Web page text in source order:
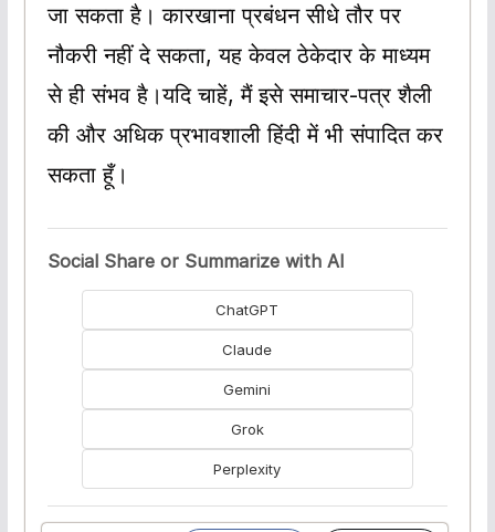
जा सकता है। कारखाना प्रबंधन सीधे तौर पर
नौकरी नहीं दे सकता, यह केवल ठेकेदार के माध्यम
से ही संभव है।यदि चाहें, मैं इसे समाचार-पत्र शैली
की और अधिक प्रभावशाली हिंदी में भी संपादित कर
सकता हूँ।
Social Share or Summarize with AI
ChatGPT
Claude
Gemini
Grok
Perplexity